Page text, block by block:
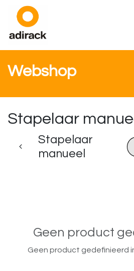
Overslaan naar inhoud
Webshop
Stapelaar
Stapelaar
manueel
Geen product
Geen product gedefinieerd